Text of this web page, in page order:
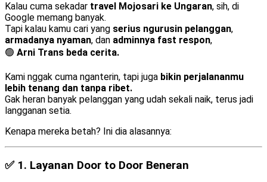
Kalau cuma sekadar travel Mojosari ke Ungaran, sih, di
Google memang banyak.
Tapi kalau kamu cari yang serius ngurusin pelanggan,
armadanya nyaman, dan adminnya fast respon,
🟢 Arni Trans beda cerita.
Kami nggak cuma nganterin, tapi juga bikin perjalananmu
lebih tenang dan tanpa ribet.
Gak heran banyak pelanggan yang udah sekali naik, terus jadi
langganan setia.
Kenapa mereka betah? Ini dia alasannya:
✅ 1. Layanan Door to Door Beneran